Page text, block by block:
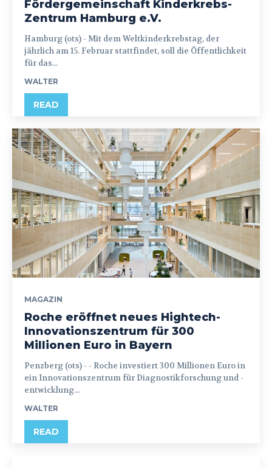
Fördergemeinschaft Kinderkrebs-
Zentrum Hamburg e.V.
Hamburg (ots) - Mit dem Weltkinderkrebstag, der
jährlich am 15. Februar stattfindet, soll die Öffentlichkeit
für das...
WALTER
READ
MAGAZIN
Roche eröffnet neues Hightech-
Innovationszentrum für 300
Millionen Euro in Bayern
Penzberg (ots) - - Roche investiert 300 Millionen Euro in
ein Innovationszentrum für Diagnostikforschung und -
entwicklung...
WALTER
READ